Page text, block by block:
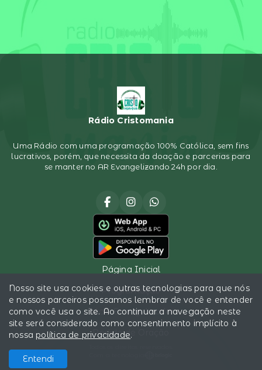
Rádio Cristomania
Uma Rádio com uma programação 100% Católica, sem fins
lucrativos, porém, que necessita da doação e parcerias para
se manter no AR Evangelizando 24h por dia.
Página Inicial
Programação
Sócio Evangelizador
Pedido de Oração
Nosso site usa cookies e outras tecnologias para que nós
e nossos parceiros possamos lembrar de você e entender
como você usa o site. Ao continuar a navegação neste
site será considerado como consentimento implícito à
nossa política de privacidade.
Entendi